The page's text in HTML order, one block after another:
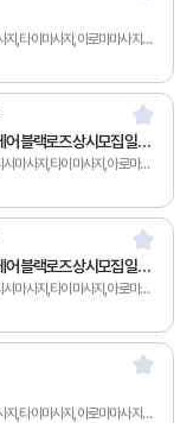
급여협의 / 50세 이하 / 무관 / 무관 / 아르바이트 / 스웨디시마사지,타이마사지,아로마마사지,남녀왁싱,카운터관리,토탈샵관리,1인샵,홈케어,림프
서울 강남구 갯수보장블랙로즈 신사점 / 프리미엄 바디케어 블랙로즈 상시모집 일급50만이상
일급 50만이상 / 20세 이하 / 무관 / 무관 / 아르바이트 / 스웨디시마사지,타이마사지,아로마마사지,토탈샵관리,1인샵
서울 강남구 블랙로즈블랙로즈 신사점 / 프리미엄 바디케어 블랙로즈 상시모집 일급50만이상
일급 50만이상 / 20세 이하 / 무관 / 무관 / 아르바이트 / 스웨디시마사지,타이마사지,아로마마사지,토탈샵관리,1인샵,홈케어
급여협의 / 50세 이하 / 무관 / 여자 / 아르바이트 / 스웨디시마사지,타이마사지,아로마마사지,발마사지,남녀왁싱,카운터관리,토탈샵관리,1인샵,홈케어,림프